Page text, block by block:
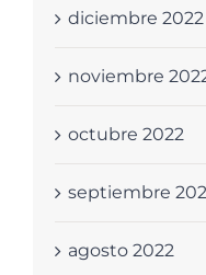
diciembre 2022
noviembre
octubre 2022
septiembre
agosto 2022